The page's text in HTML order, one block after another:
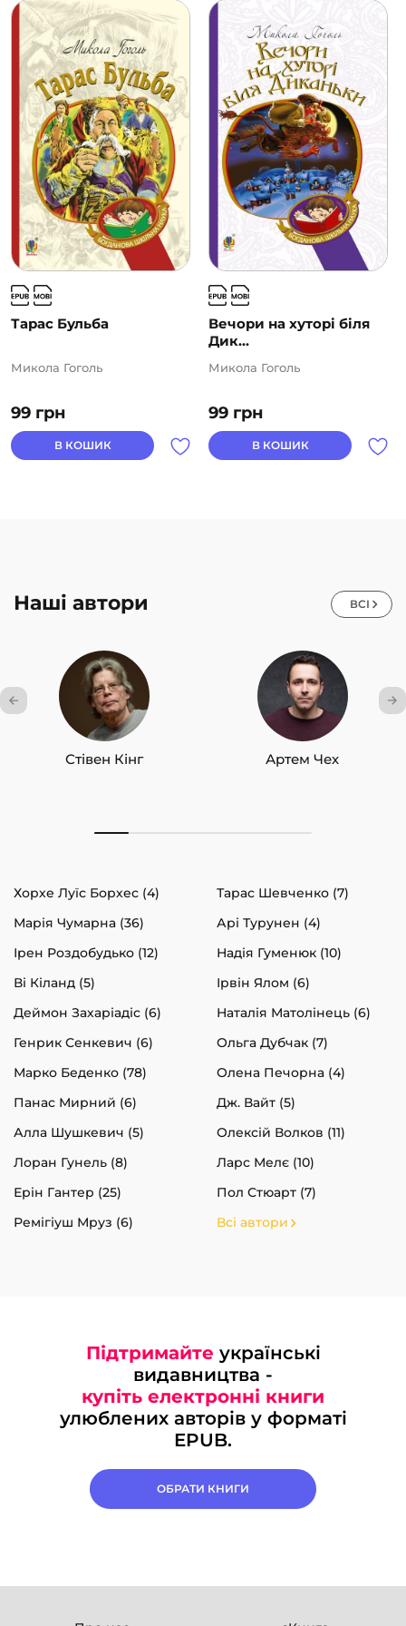
Тарас Бульба
99 грн
Микола Гоголь
В КОШИК
Вечори на хуторі біля
Дик...
99 грн
Микола Гоголь
В КОШИК
Наші автори ВСІ
Стівен Кінг Артем Чех
Хорхе Луїс Борхес (4)
Тарас Шевченко (7)
Марія Чумарна (36)
Арі Турунен (4)
Ірен Роздобудько (12)
Надія Гуменюк (10)
Ві Кіланд (5)
Ірвін Ялом (6)
Деймон Захаріадіс (6)
Наталія Матолінець (6)
Генрик Сенкевич (6)
Ольга Дубчак (7)
Марко Беденко (78)
Олена Печорна (4)
Панас Мирний (6)
Дж. Вайт (5)
Алла Шушкевич (5)
Олексій Волков (11)
Лоран Гунель (8)
Ларс Мелє (10)
Ерін Гантер (25)
Пол Стюарт (7)
Ремігіуш Мруз (6)
Всі автори
Підтримайте українські
видавництва -
купіть електронні книги
улюблених авторів у форматі
EPUB.
ОБРАТИ КНИГИ